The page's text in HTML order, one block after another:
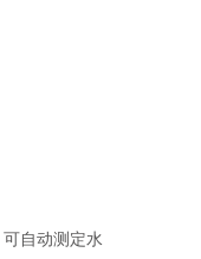
自动测定水